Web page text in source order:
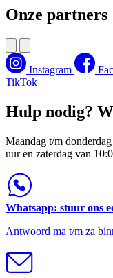
Onze partners
Instagram
TikTok
Hulp nodig?
Maandag t/m
uur en zaterdag van
Whatsapp: stuur ons
Antwoord ma t/m za